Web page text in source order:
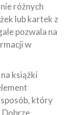
różnych
lub kartek z
pozwala na
w
książki
który